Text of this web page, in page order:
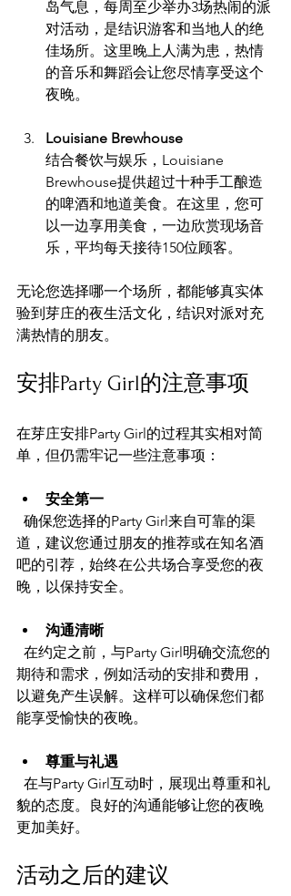
岛气息，每周至少举办3场热闹的派
对活动，是结识游客和当地人的绝
佳场所。这里晚上人满为患，热情
的音乐和舞蹈会让您尽情享受这个
夜晚。
Louisiane Brewhouse
结合餐饮与娱乐，Louisiane
Brewhouse提供超过十种手工酿造
的啤酒和地道美食。在这里，您可
以一边享用美食，一边欣赏现场音
乐，平均每天接待150位顾客。
无论您选择哪一个场所，都能够真实体
验到芽庄的夜生活文化，结识对派对充
满热情的朋友。
安排Party Girl的注意事项
在芽庄安排Party Girl的过程其实相对简
单，但仍需牢记一些注意事项：
安全第一
确保您选择的Party Girl来自可靠的渠
道，建议您通过朋友的推荐或在知名酒
吧的引荐，始终在公共场合享受您的夜
晚，以保持安全。
沟通清晰
在约定之前，与Party Girl明确交流您的
期待和需求，例如活动的安排和费用，
以避免产生误解。这样可以确保您们都
能享受愉快的夜晚。
尊重与礼遇
在与Party Girl互动时，展现出尊重和礼
貌的态度。良好的沟通能够让您的夜晚
更加美好。
活动之后的建议